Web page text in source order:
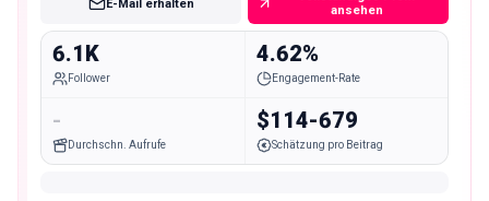
E-Mail erhalten
ansehen
6.1K
Follower
4.62%
Engagement-Rate
-
Durchschn. Aufrufe
$114-679
Schätzung pro Beitrag